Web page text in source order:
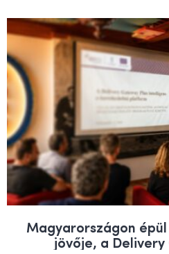
Magyarországon
jövője, a